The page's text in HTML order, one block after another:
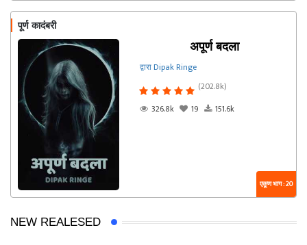
पूर्ण कादंबरी
अपूर्ण बदला
द्वारा Dipak Ringe
(202.8k)
326.8k
19 151.6k
एकूण भाग : 20
NEW REALESED